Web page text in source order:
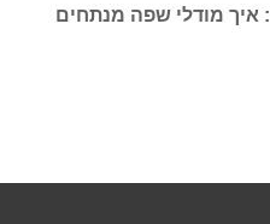
אופטימיזציית סנטימנט ב-AI: איך מודלי שפה מנתחים